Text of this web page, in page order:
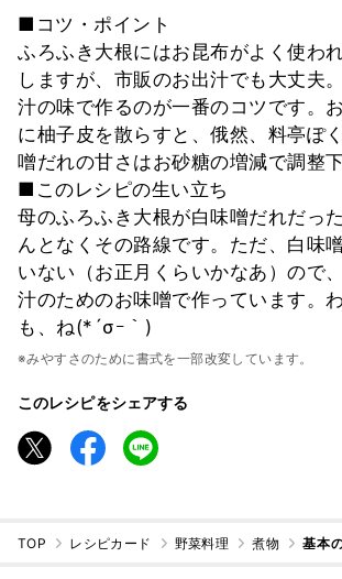
■コツ・ポイント
ふろふき大根にはお昆布がよく使わ
しますが、市販のお出汁でも大丈夫
汁の味で作るのが一番のコツです。
に柚子皮を散らすと、俄然、料亭ぽ
噌だれの甘さはお砂糖の増減で調整下
■このレシピの生い立ち
母のふろふき大根が白味噌だれだっ
んとなくその路線です。ただ、白味
いない（お正月くらいかなあ）ので
汁のためのお味噌で作っています。
も、ね(*´σｰ｀)
※みやすさのために書式を一部改変しています。
このレシピをシェアする
TOP レシピカード 野菜料理 煮物 基本